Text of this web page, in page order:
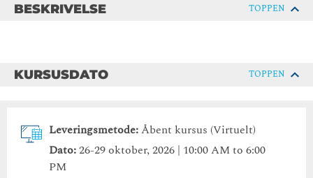
BESKRIVELSE TOPPEN
KURSUSDATO TOPPEN
Leveringsmetode:Åbent kursus (Virtuelt)
Dato:26-29 oktober, 2026 | 10:00 AM to 6:00
PM